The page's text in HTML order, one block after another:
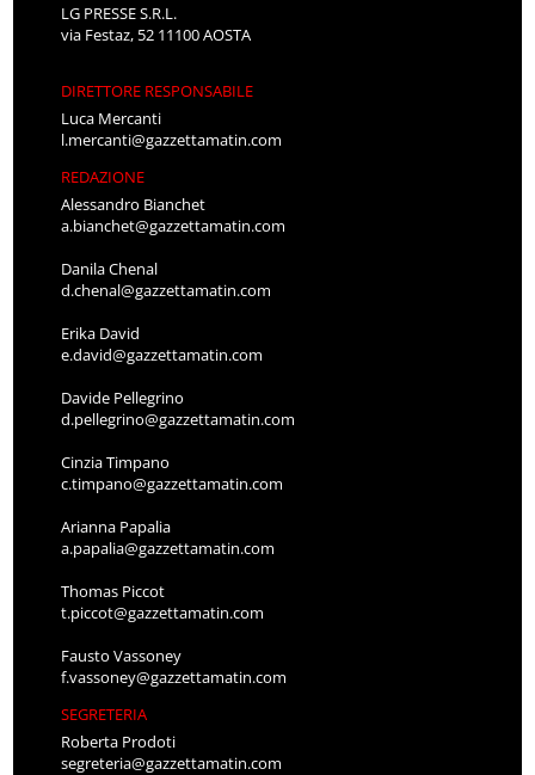
LG PRESSE S.R.L.
via Festaz, 52 11100 AOSTA
DIRETTORE RESPONSABILE
Luca Mercanti
l.mercanti@gazzettamatin.com
REDAZIONE
Alessandro Bianchet
a.bianchet@gazzettamatin.com
Danila Chenal
d.chenal@gazzettamatin.com
Erika David
e.david@gazzettamatin.com
Davide Pellegrino
d.pellegrino@gazzettamatin.com
Cinzia Timpano
c.timpano@gazzettamatin.com
Arianna Papalia
a.papalia@gazzettamatin.com
Thomas Piccot
t.piccot@gazzettamatin.com
Fausto Vassoney
f.vassoney@gazzettamatin.com
SEGRETERIA
Roberta Prodoti
segreteria@gazzettamatin.com